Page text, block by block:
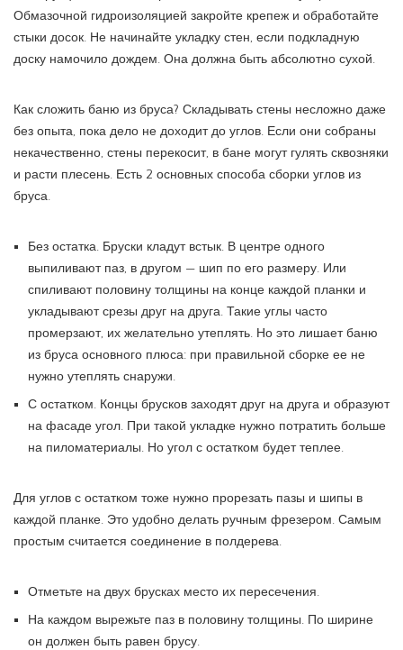
Обмазочной гидроизоляцией закройте крепеж и обработайте
стыки досок. Не начинайте укладку стен, если подкладную
доску намочило дождем. Она должна быть абсолютно сухой.
Как сложить баню из бруса? Складывать стены несложно даже
без опыта, пока дело не доходит до углов. Если они собраны
некачественно, стены перекосит, в бане могут гулять сквозняки
и расти плесень. Есть 2 основных способа сборки углов из
бруса.
Без остатка. Бруски кладут встык. В центре одного
выпиливают паз, в другом — шип по его размеру. Или
спиливают половину толщины на конце каждой планки и
укладывают срезы друг на друга. Такие углы часто
промерзают, их желательно утеплять. Но это лишает баню
из бруса основного плюса: при правильной сборке ее не
нужно утеплять снаружи.
С остатком. Концы брусков заходят друг на друга и образуют
на фасаде угол. При такой укладке нужно потратить больше
на пиломатериалы. Но угол с остатком будет теплее.
Для углов с остатком тоже нужно прорезать пазы и шипы в
каждой планке. Это удобно делать ручным фрезером. Самым
простым считается соединение в полдерева.
Отметьте на двух брусках место их пересечения.
На каждом вырежьте паз в половину толщины. По ширине
он должен быть равен брусу.